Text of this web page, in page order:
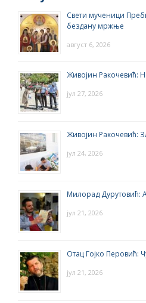
Свети мученици
бездану мржње
август 6, 2026
Живојин Ракочевић:
јул 27, 2026
Живојин Ракочевић:
јул 24, 2026
Милорад Дурутовић:
јул 21, 2026
Отац Гојко Перовић:
јул 21, 2026